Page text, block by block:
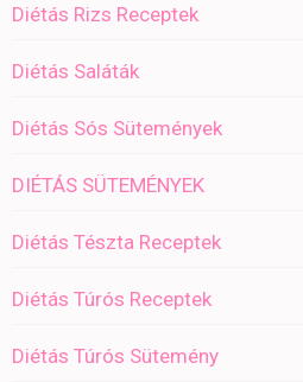
Diétás Rizs Receptek
Diétás Saláták
Diétás Sós Sütemények
DIÉTÁS SÜTEMÉNYEK
Diétás Tészta Receptek
Diétás Túrós Receptek
Diétás Túrós Sütemény